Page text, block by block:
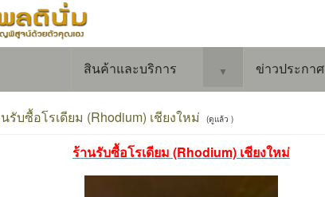
สินค้าและบริการ ▼ ข่าวประกาศ
รับซื้อโรเดียม (Rhodium) เชียงใหม่ (ดูแล้ว )
ร้านรับซื้อโรเดียม (Rhodium) เชียงใหม่